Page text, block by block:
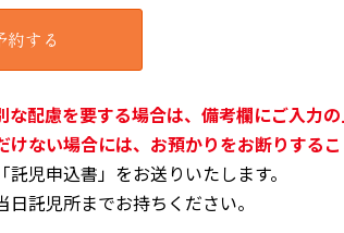
する
な配慮を要する場合は、備考欄にご入力
ない場合には、お預かりをお断りするこ
児申込書」をお送りいたします。
日託児所までお持ちください。